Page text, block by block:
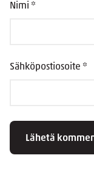
Nimi *
Sähköpostiosoite *